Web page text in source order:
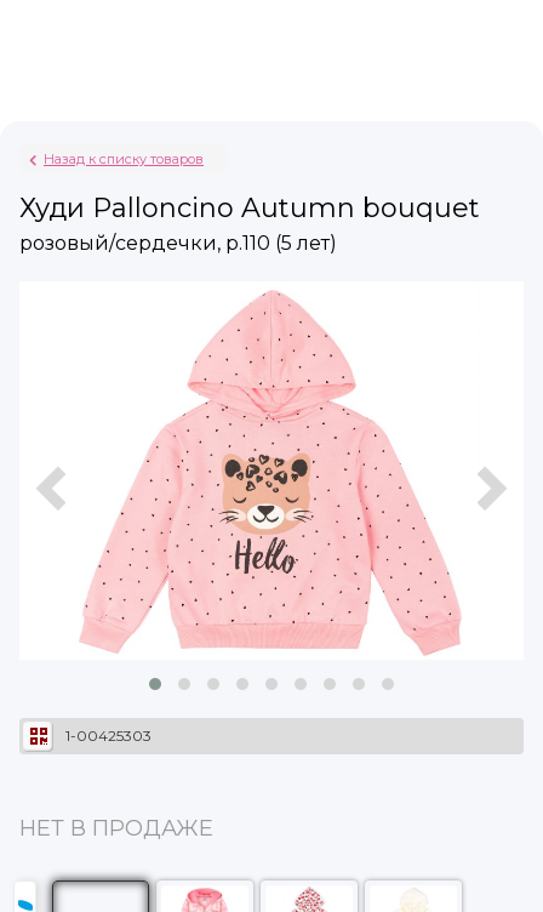
Назад к списку товаров
Худи Palloncino Autumn bouquet
розовый/сердечки, р.110 (5 лет)
1-00425303
НЕТ В ПРОДАЖЕ